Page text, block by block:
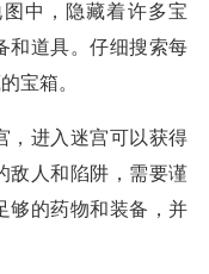
中，隐藏着许多宝
和道具。仔细搜索每
宝箱。
，进入迷宫可以获得
敌人和陷阱，需要谨
够的药物和装备，并